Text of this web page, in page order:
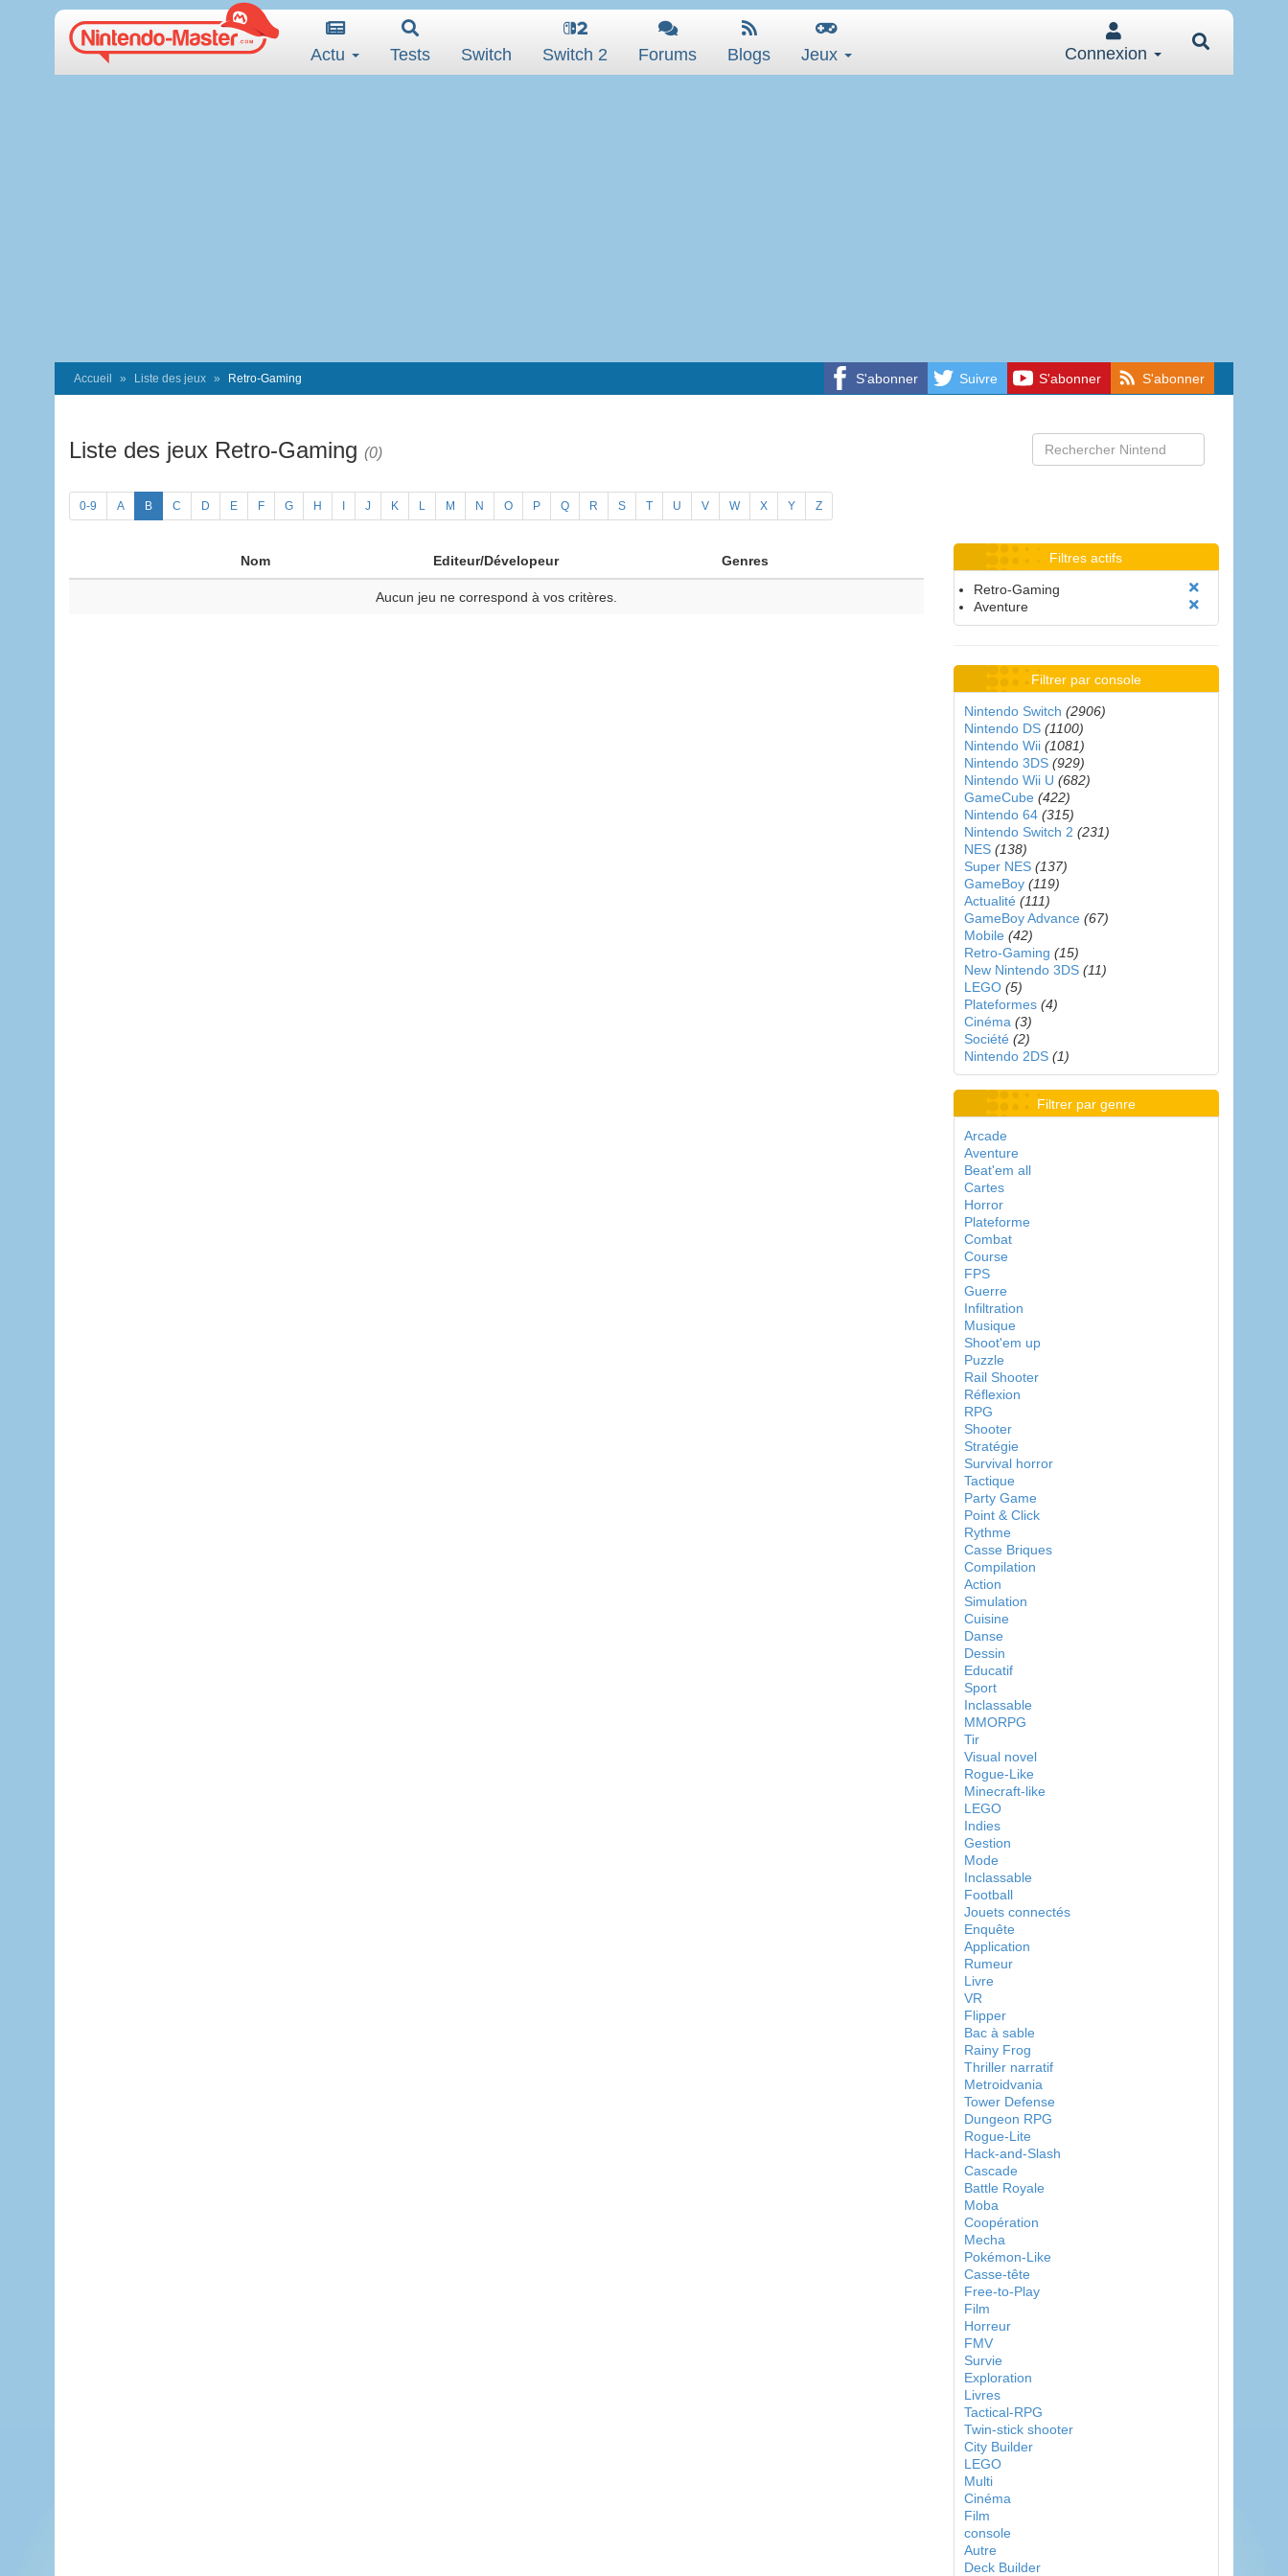
Actu Tests Switch Switch 2 Forums Blogs Jeux Connexion
S'abonner Suivre S'abonner S'abonner
Accueil Liste des jeux Retro-Gaming
Liste des jeux Retro-Gaming (0)
0-9 A B C D E F G H J K L M N O P Q R S T U V W X Y Z
Nom Editeur/Dévelopeur Genres
Aucun jeu ne correspond à vos critères.
Filtres actifs
Retro-Gaming
Aventure
Filtrer par console
Nintendo Switch (2906)
Nintendo DS (1100)
Nintendo Wii (1081)
Nintendo 3DS (929)
Nintendo Wii U (682)
GameCube (422)
Nintendo 64 (315)
Nintendo Switch 2 (231)
NES (138)
Super NES (137)
GameBoy (119)
Actualité (111)
GameBoy Advance (67)
Mobile (42)
Retro-Gaming (15)
New Nintendo 3DS (11)
LEGO (5)
Plateformes (4)
Cinéma (3)
Société (2)
Nintendo 2DS (1)
Filtrer par genre
Arcade
Aventure
Beat'em all
Cartes
Horror
Plateforme
Combat
Course
FPS
Guerre
Infiltration
Musique
Shoot'em up
Puzzle
Rail Shooter
Réflexion
RPG
Shooter
Stratégie
Survival horror
Tactique
Party Game
Point & Click
Rythme
Casse Briques
Compilation
Action
Simulation
Cuisine
Danse
Dessin
Educatif
Sport
Inclassable
MMORPG
Tir
Visual novel
Rogue-Like
Minecraft-like
LEGO
Indies
Gestion
Mode
Inclassable
Football
Jouets connectés
Enquête
Application
Rumeur
Livre
VR
Flipper
Bac à sable
Rainy Frog
Thriller narratif
Metroidvania
Tower Defense
Dungeon RPG
Rogue-Lite
Hack-and-Slash
Cascade
Battle Royale
Moba
Coopération
Mecha
Pokémon-Like
Casse-tête
Free-to-Play
Film
Horreur
FMV
Survie
Exploration
Livres
Tactical-RPG
Twin-stick shooter
City Builder
LEGO
Multi
Cinéma
Film
console
Autre
Deck Builder